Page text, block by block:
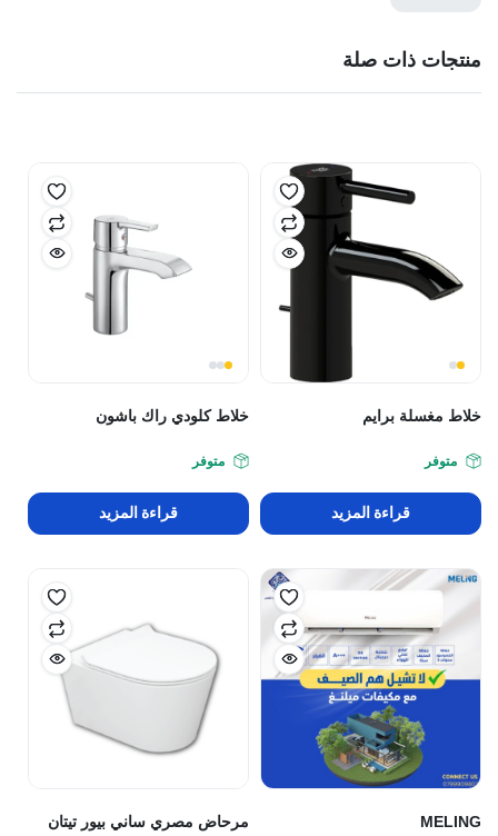
منتجات ذات صلة
خلاط مغسلة برايم
متوفر
قراءة المزيد
خلاط كلودي راك باشون
متوفر
قراءة المزيد
MELING مرحاض مصري ساني بيور تيتان